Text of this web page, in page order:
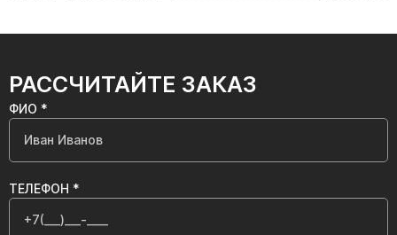
РАССЧИТАЙТЕ ЗАКАЗ
ФИО *
ТЕЛЕФОН *